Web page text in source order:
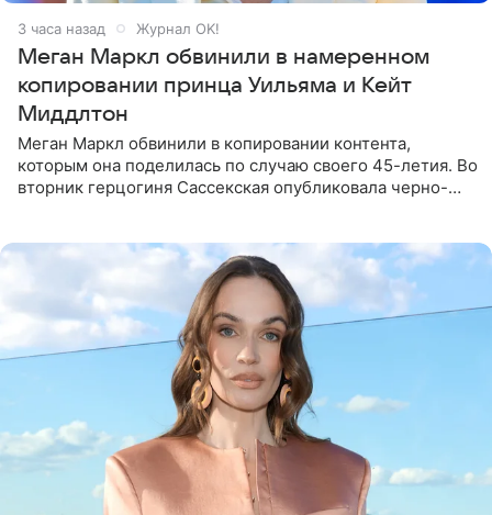
3 часа назад Журнал OK!
Меган Маркл обвинили в намеренном
копировании принца Уильяма и Кейт
Миддлтон
Меган Маркл обвинили в копировании контента,
которым она поделилась по случаю своего 45-летия. Во
вторник герцогиня Сассекская опубликовала черно-